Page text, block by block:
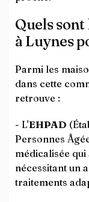
Quels
à Luynes
Parmi les
dans cette
retrouve :
- L'EHPAD
Personnes
médicalisée
nécessitant un
traitements